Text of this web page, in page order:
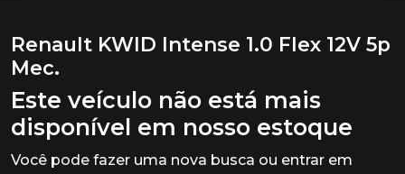
Renault KWID Intense 1.0 Flex 12V 5p
Mec.
Este veículo não está mais
disponível em nosso estoque
Você pode fazer uma nova busca ou entrar em